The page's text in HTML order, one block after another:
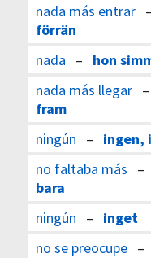
nada más entrar
förrän
nada – hon
nada más llegar–
fram
ningún – ingen,
no faltaba más –
bara
ningún – inget
no se preocupe–